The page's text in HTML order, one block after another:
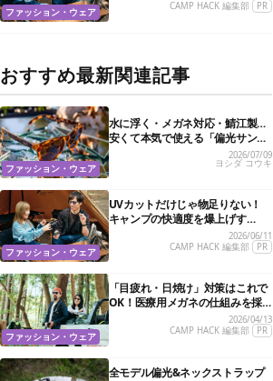
ファッション・ウェア
CAMP HACK 編集部
PR
おすすめ最新関連記事
ファッション・ウェア
水に浮く・メガネ対応・鯖江製…
安くて本気で使える「偏光サング
ラス」おすすめ10選
2026/07/09
ヨシダ コウキ
ファッション・ウェア
UVカットだけじゃ物足りない！
キャンプの快適度を爆上げす
る“特殊機能”サングラス3選2026/06/11
CAMP HACK 編集部
PR
ファッション・ウェア
「目疲れ・日焼け」対策はこれで
OK！医療用メガネの仕組みを採
用した新作サングラスがすごかっ
2026/04/13
CAMP HACK 編集部
PR
全モデル偏光&ネックストラップ